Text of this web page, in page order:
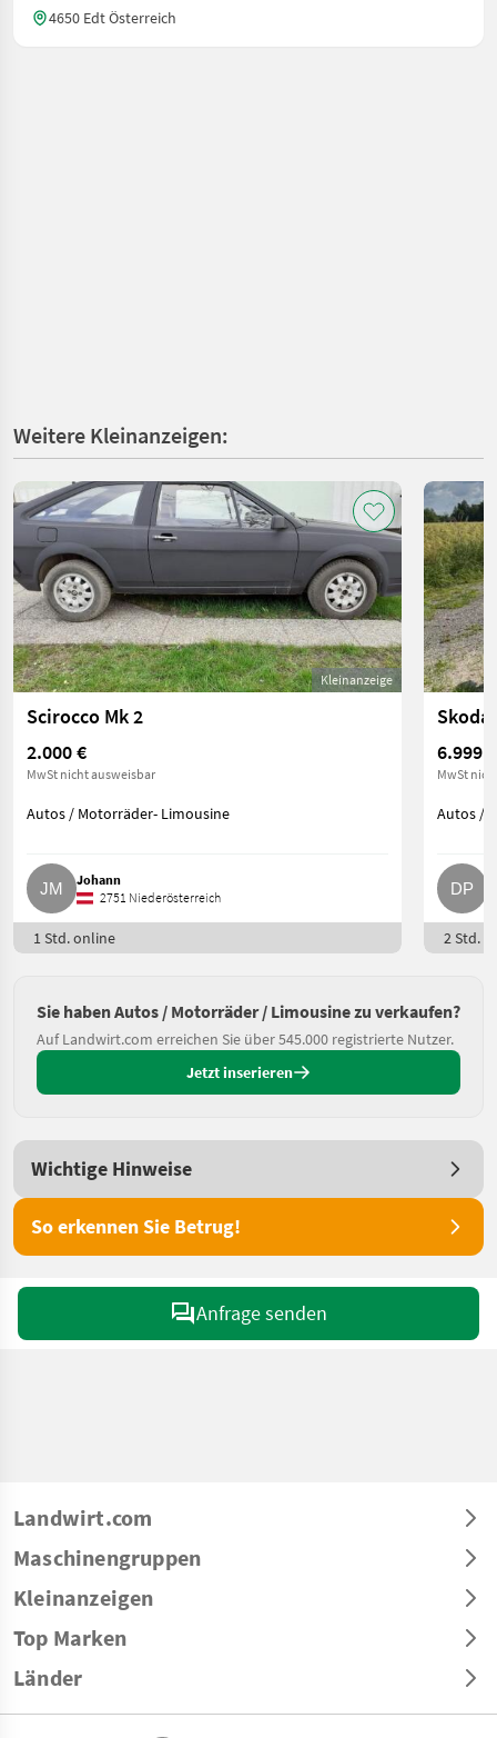
4650 Edt Österreich
Weitere Kleinanzeigen:
Kleinanzeige
Scirocco Mk 2
2.000 €
MwSt nicht ausweisbar
Autos / Motorräder- Limousine
Johann
2751 Niederösterreich
1 Std. online
6.999 €
MwSt
Autos /
2 Std.
Sie haben Autos / Motorräder / Limousine zu verkaufen?
Auf Landwirt.com erreichen Sie über 545.000 registrierte Nutzer.
Jetzt inserieren
Wichtige Hinweise
So erkennen Sie Betrug!
Anfrage senden
Landwirt.com
Maschinengruppen
Kleinanzeigen
Top Marken
Länder